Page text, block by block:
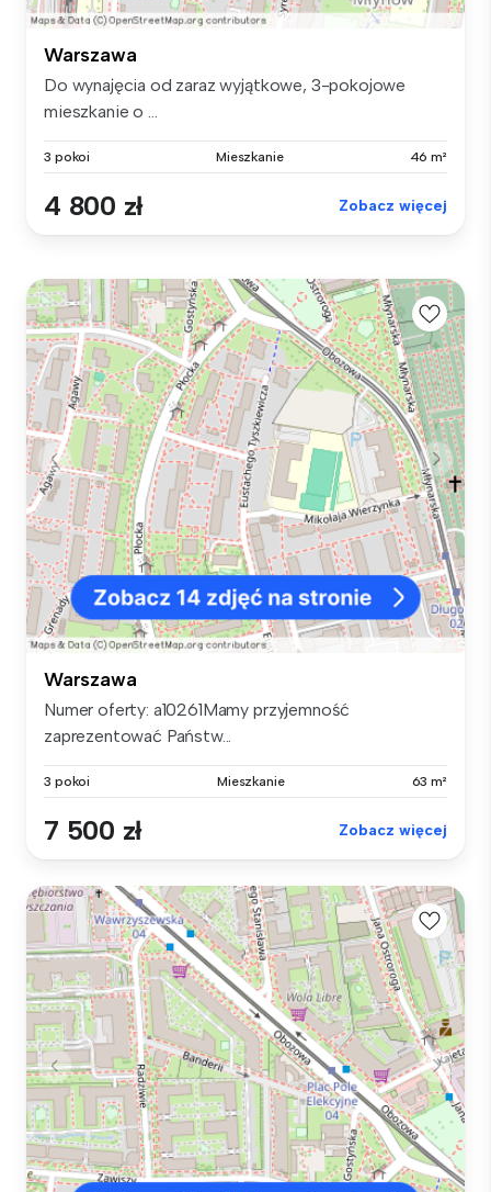
Warszawa
Do wynajęcia od zaraz wyjątkowe, 3-pokojowe
mieszkanie o ...
3 pokoi Mieszkanie 46 m²
4 800 zł Zobacz więcej
Warszawa
Numer oferty: a10261Mamy przyjemność
zaprezentować Państw...
3 pokoi Mieszkanie 63 m²
7 500 zł Zobacz więcej